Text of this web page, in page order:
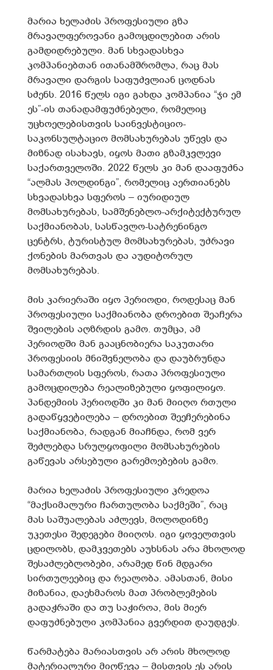
მარია ხელაძის პროფესიული გზა
მრავალფეროვანი გამოცდილებით არის
გამდიდრებული. მან სხვადასხვა
კომპანიებთან ითანამშრომლა, რაც მას
მრავალი დარგის საფუძვლიან ცოდნას
სძენს. 2016 წელს იგი გახდა კომპანია “ჯი ემ
ეს”-ის თანადამფუძნებელი, რომელიც
უცხოელებისთვის საინვესტიციო-
საკონსულტაციო მომსახურებას უწევს და
მიზნად ისახავს, იყოს მათი გზამკვლევი
საქართველოში. 2022 წელს კი მან დააფუძნა
“ალმას ჰოლდინგი”, რომელიც აერთიანებს
სხვადასხვა სფეროს – იურიდიულ
მომსახურებას, სამშენებლო-არქიტექტურულ
საქმიანობას, სასწავლო-სატრენინგო
ცენტრს, ტურისტულ მომსახურებას, უძრავი
ქონების მართვას და აუდიტორულ
მომსახურებას.
მის კარიერაში იყო პერიოდი, როდესაც მან
პროფესიული საქმიანობა დროებით შეაჩერა
შვილების აღზრდის გამო. თუმცა, ამ
პერიოდში მან გააცნობიერა საკუთარი
პროფესიის მნიშვნელობა და დაუბრუნდა
სამართლის სფეროს, რათა პროფესიული
გამოცდილება რეალიზებული ყოფილიყო.
პანდემიის პერიოდში კი მან მიიღო რთული
გადაწყვეტილება – დროებით შეეჩერებინა
საქმიანობა, რადგან მიაჩნდა, რომ ვერ
შეძლებდა სრულყოფილი მომსახურების
გაწევას არსებული გარემოებების გამო.
მარია ხელაძის პროფესიული კრედოა
“მაქსიმალური ჩართულობა საქმეში”, რაც
მას საშუალებას აძლევს, მოლოდინზე
უკეთესი შედეგები მიიღოს. იგი ყოველთვის
ცდილობს, დამკვეთებს აუხსნას არა მხოლოდ
შესაძლებლობები, არამედ წინ მდგარი
სირთულეებიც და რეალობა. ამასთან, მისი
მიზანია, დაეხმაროს მათ პრობლემების
გადაჭრაში და თუ საჭიროა, მის მიერ
დაფუძნებული კომპანია გვერდით დაუდგეს.
წარმატება მარიასთვის არ არის მხოლოდ
მატერიალური მიღწევა – მისთვის ეს არის